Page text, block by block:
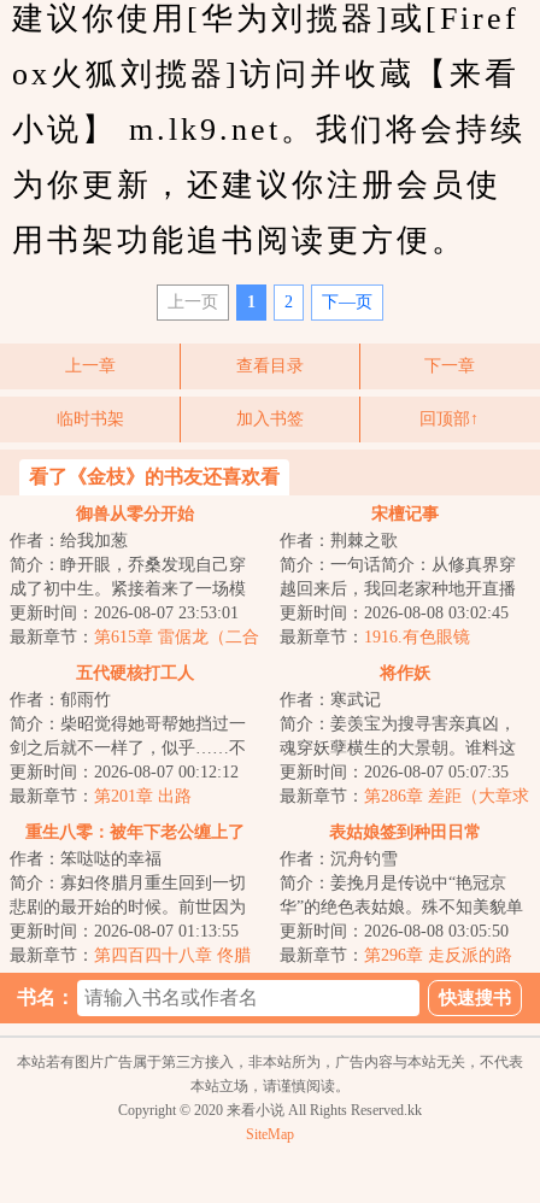
建议你使用[华为刘揽器]或[Firef
ox火狐刘揽器]访问并收蔵【来看
小说】 m.lk9.net。我们将会持续
为你更新，还建议你注册会员使
用书架功能追书阅读更方便。
上一页 1 2 下—页
上一章 查看目录 下一章
临时书架 加入书签 回顶部↑
看了《金枝》的书友还喜欢看
御兽从零分开始
作者：给我加葱
简介：睁开眼，乔桑发现自己穿
成了初中生。紧接着来了一场模
拟考。毕业她怕了吗？她怕
了……这考的都什么...
更新时间：2026-08-07 23:53:01
最新章节： 第615章 雷倨龙（二合
宋檀记事
作者：荆棘之歌
简介：一句话简介：从修真界穿
越回来后，我回老家种地开直播
卖菜了！修成金丹渡劫失败的宋
檀回到现代，发...
更新时间：2026-08-08 03:02:45
最新章节： 1916.有色眼镜
五代硬核打工人
作者：郁雨竹
简介：柴昭觉得她哥帮她挡过一
剑之后就不一样了，似乎……不
是他了。他总会说些郑先生都没
听过的，她听起...
更新时间：2026-08-07 00:12:12
最新章节： 第201章 出路
将作妖
作者：寒武记
简介：姜羡宝为搜寻害亲真凶，
魂穿妖孽横生的大景朝。谁料这
里破案，不看证据，只靠卦师！
这不巧了嘛？！...
更新时间：2026-08-07 05:07:35
最新章节： 第286章 差距（大章求
重生八零：被年下老公缠上了
作者：笨哒哒的幸福
简介：寡妇佟腊月重生回到一切
悲剧的最开始的时候。前世因为
改嫁宋大龙，踏上了一条不归
路。重生归来的第...
更新时间：2026-08-07 01:13:55
最新章节： 第四百四十八章 佟腊
月改变了我的一生
表姑娘签到种田日常
作者：沉舟钓雪
简介：姜挽月是传说中“艳冠京
华”的绝色表姑娘。殊不知美貌单
出从来都是死局。想打破死局，
要么有挂，要...
更新时间：2026-08-08 03:05:50
最新章节： 第296章 走反派的路
书名：
本站若有图片广告属于第三方接入，非本站所为，广告内容与本站无关，不代表
本站立场，请谨慎阅读。
Copyright © 2020 来看小说 All Rights Reserved.kk
SiteMap